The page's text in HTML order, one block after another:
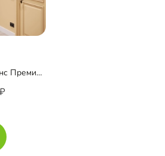
Мини-прихожая Салленс Премиум торцевая с антресолью